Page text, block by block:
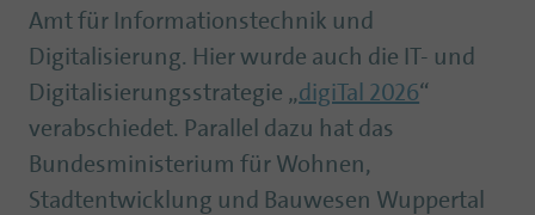
Amt für Informationstechnik und
Digitalisierung. Hier wurde auch die IT- und
Digitalisierungsstrategie „digiTal 2026“
verabschiedet. Parallel dazu hat das
Bundesministerium für Wohnen,
Stadtentwicklung und Bauwesen Wuppertal